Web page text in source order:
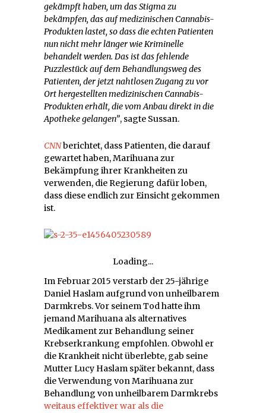
gekämpft haben, um das Stigma zu
bekämpfen, das auf medizinischen Cannabis-
Produkten lastet, so dass die echten Patienten
nun nicht mehr länger wie Kriminelle
behandelt werden. Das ist das fehlende
Puzzlestück auf dem Behandlungsweg des
Patienten, der jetzt nahtlosen Zugang zu vor
Ort hergestellten medizinischen Cannabis-
Produkten erhält, die vom Anbau direkt in die
Apotheke gelangen”, sagte Sussan.
CNNberichtet, dass Patienten, die darauf
gewartet haben, Marihuana zur
Bekämpfung ihrer Krankheiten zu
verwenden, die Regierung dafür loben,
dass diese endlich zur Einsicht gekommen
ist.
Loading...
Im Februar 2015 verstarb der 25-jährige
Daniel Haslam aufgrund von unheilbarem
Darmkrebs. Vor seinem Tod hatte ihm
jemand Marihuana als alternatives
Medikament zur Behandlung seiner
Krebserkrankung empfohlen. Obwohl er
die Krankheit nicht überlebte, gab seine
Mutter Lucy Haslam später bekannt, dass
die Verwendung von Marihuana zur
Behandlung von unheilbarem Darmkrebs
weitaus effektiver war als die